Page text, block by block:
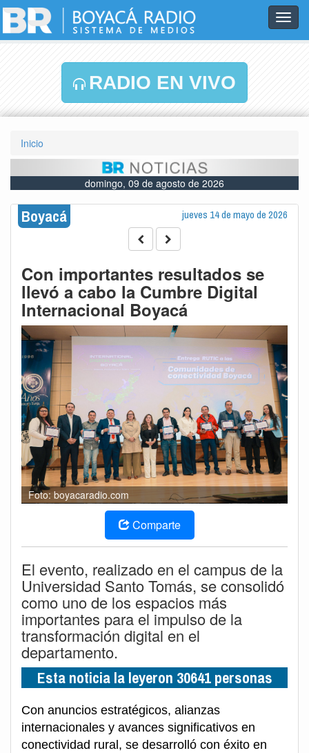
RADIO EN VIVO
Inicio
domingo, 09 de agosto de 2026
Boyacá jueves 14 de mayo de 2026
Con importantes resultados se
llevó a cabo la Cumbre Digital
Internacional Boyacá
Foto: boyacaradio.com
Comparte
El evento, realizado en el campus de la
Universidad Santo Tomás, se consolidó
como uno de los espacios más
importantes para el impulso de la
transformación digital en el
departamento.
Esta noticia la leyeron 30641 personas
Con anuncios estratégicos, alianzas
internacionales y avances significativos en
conectividad rural, se desarrolló con éxito en